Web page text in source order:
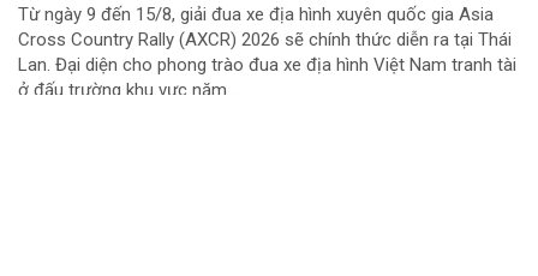
Từ ngày 9 đến 15/8, giải đua xe địa hình xuyên quốc gia Asia
Cross Country Rally (AXCR) 2026 sẽ chính thức diễn ra tại Thái
Lan. Đại diện cho phong trào đua xe địa hình Việt Nam tranh tài
ở đấu trường khu vực năm...